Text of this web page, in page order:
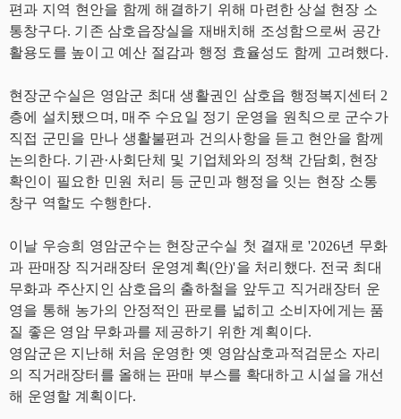
편과 지역 현안을 함께 해결하기 위해 마련한 상설 현장 소
통창구다. 기존 삼호읍장실을 재배치해 조성함으로써 공간
활용도를 높이고 예산 절감과 행정 효율성도 함께 고려했다.
현장군수실은 영암군 최대 생활권인 삼호읍 행정복지센터 2
층에 설치됐으며, 매주 수요일 정기 운영을 원칙으로 군수가
직접 군민을 만나 생활불편과 건의사항을 듣고 현안을 함께
논의한다. 기관·사회단체 및 기업체와의 정책 간담회, 현장
확인이 필요한 민원 처리 등 군민과 행정을 잇는 현장 소통
창구 역할도 수행한다.
이날 우승희 영암군수는 현장군수실 첫 결재로 '2026년 무화
과 판매장 직거래장터 운영계획(안)'을 처리했다. 전국 최대
무화과 주산지인 삼호읍의 출하철을 앞두고 직거래장터 운
영을 통해 농가의 안정적인 판로를 넓히고 소비자에게는 품
질 좋은 영암 무화과를 제공하기 위한 계획이다.
영암군은 지난해 처음 운영한 옛 영암삼호과적검문소 자리
의 직거래장터를 올해는 판매 부스를 확대하고 시설을 개선
해 운영할 계획이다.